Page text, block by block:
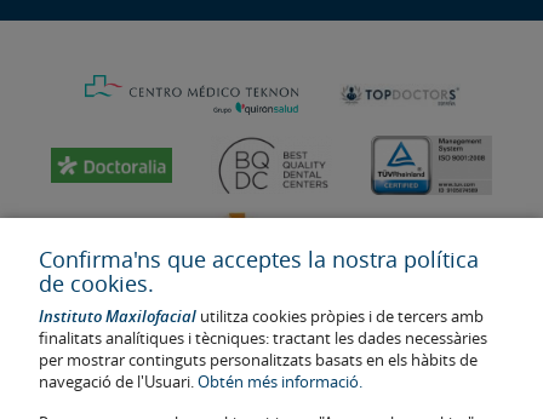
Última actualització: 2023
Confirma'ns que acceptes la nostra política
de cookies.
Instituto Maxilofacial utilitza cookies pròpies i de tercers amb
finalitats analítiques i tècniques: tractant les dades necessàries
per mostrar continguts personalitzats basats en els hàbits de
navegació de l'Usuari.Obtén més informació.